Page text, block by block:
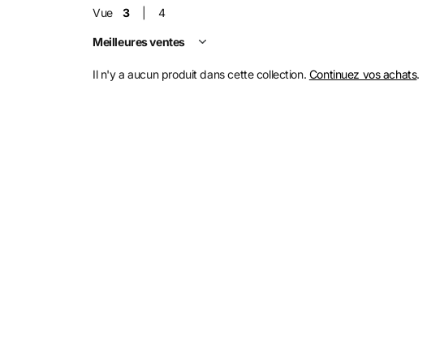
Vue 3 4
Il n'y a aucun produit dans cette collection. Continuez vos achats.